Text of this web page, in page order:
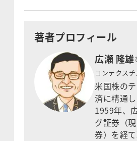
著者プロフィール
広瀬 隆雄
コンテクス
米国株の
済に精通し
1959年、
グ証券（
券）を経て